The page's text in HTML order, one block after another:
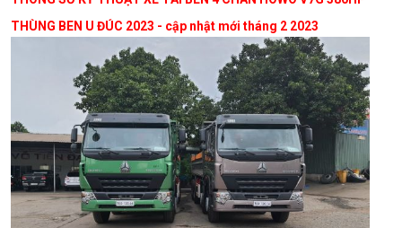
THÙNG BEN U ĐÚC 2023 - cập nhật mới tháng 2 2023